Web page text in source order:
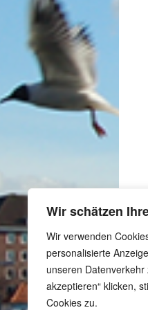
Wir schätzen
Wir verwenden
personalisierte
unseren
akzeptieren“ klicken,
Cookies zu.